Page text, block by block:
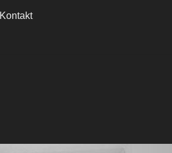
Kontakt